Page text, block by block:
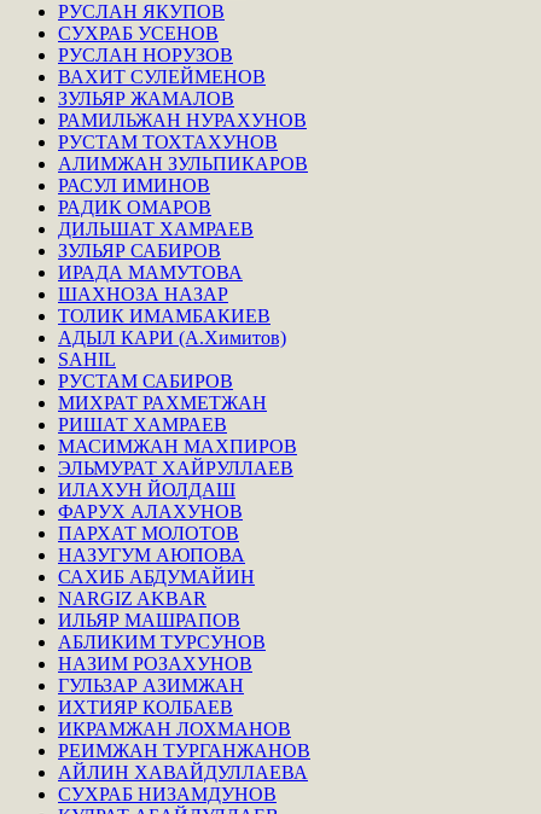
РУСЛАН ЯКУПОВ
СУХРАБ УСЕНОВ
РУСЛАН НОРУЗОВ
ВАХИТ СУЛЕЙМЕНОВ
ЗУЛЬЯР ЖАМАЛОВ
РАМИЛЬЖАН НУРАХУНОВ
РУСТАМ ТОХТАХУНОВ
АЛИМЖАН ЗУЛЬПИКАРОВ
РАСУЛ ИМИНОВ
РАДИК ОМАРОВ
ДИЛЬШАТ ХАМРАЕВ
ЗУЛЬЯР САБИРОВ
ИРАДА МАМУТОВА
ШАХНОЗА НАЗАР
ТОЛИК ИМАМБАКИЕВ
АДЫЛ КАРИ (А.Химитов)
SAHIL
РУСТАМ САБИРОВ
МИХРАТ РАХМЕТЖАН
РИШАТ ХАМРАЕВ
МАСИМЖАН МАХПИРОВ
ЭЛЬМУРАТ ХАЙРУЛЛАЕВ
ИЛАХУН ЙОЛДАШ
ФАРУХ АЛАХУНОВ
ПАРХАТ МОЛОТОВ
НАЗУГУМ АЮПОВА
САХИБ АБДУМАЙИН
NARGIZ AKBAR
ИЛЬЯР МАШРАПОВ
АБЛИКИМ ТУРСУНОВ
НАЗИМ РОЗАХУНОВ
ГУЛЬЗАР АЗИМЖАН
ИХТИЯР КОЛБАЕВ
ИКРАМЖАН ЛОХМАНОВ
РЕИМЖАН ТУРГАНЖАНОВ
АЙЛИН ХАВАЙДУЛЛАЕВА
СУХРАБ НИЗАМДУНОВ